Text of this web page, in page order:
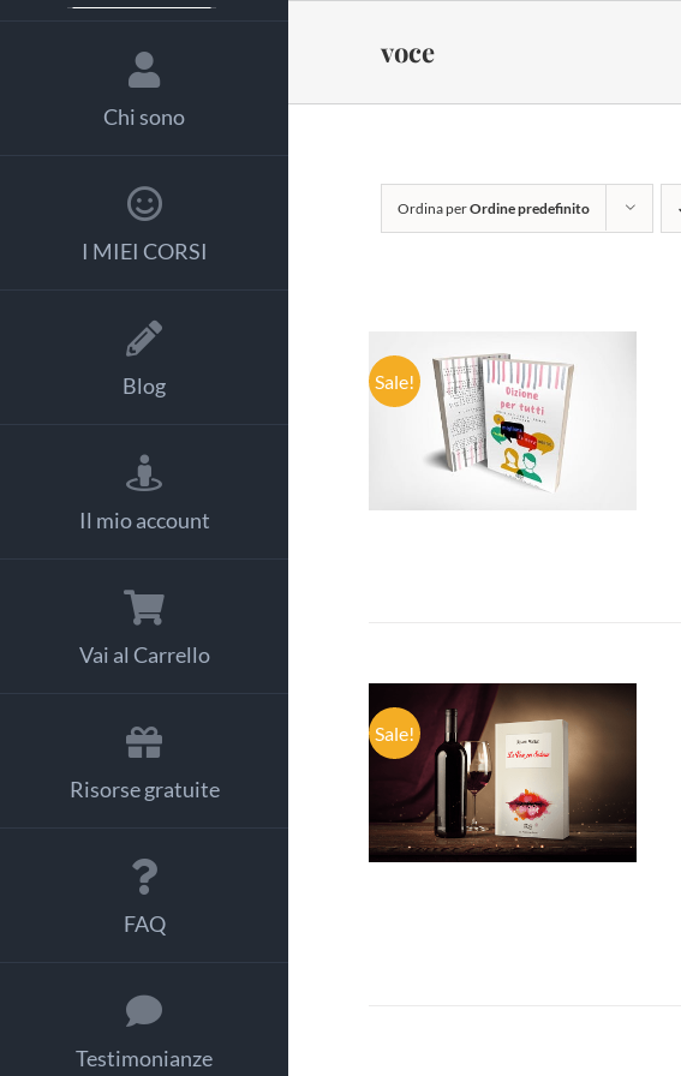
Chi sono
I MIEI CORSI
Blog
Il mio account
Vai al Carrello
Risorse gratuite
FAQ
Testimonianze
voce
Ordina perOrdine predefinito
Sale!
AGGIUNGI AL
CARRELLO
/
DETTAGLI
Sale!
AGGIUNGI AL
CARRELLO
DETTAGLI